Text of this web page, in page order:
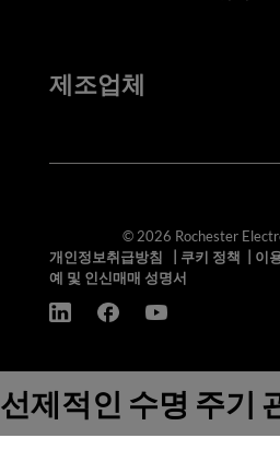
제조업체
© 2026 Rochester
개인정보취급방침
쿠키 정책 이
예 및 인신매매 성명서
선제적인 수명 주기